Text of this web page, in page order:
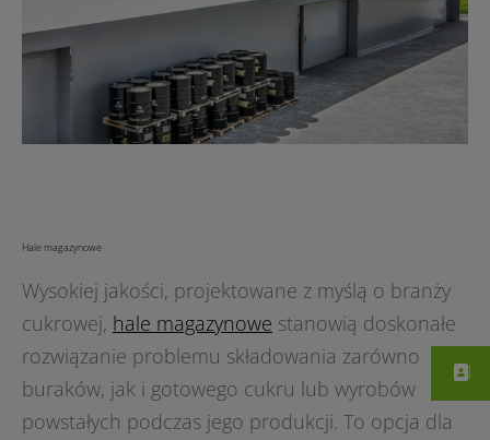
Hale magazynowe
Wysokiej jakości, projektowane z myślą o branży
cukrowej, hale magazynowe stanowią doskonałe
rozwiązanie problemu składowania zarówno
buraków, jak i gotowego cukru lub wyrobów
powstałych podczas jego produkcji. To opcja dla